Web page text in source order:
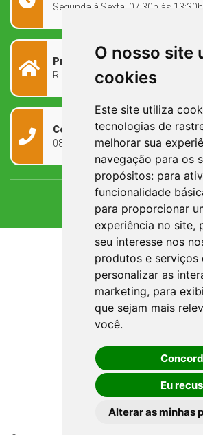
O nosso site
cookies
Este site utiliza
tecnologias de
melhorar sua
navegação para os
propósitos: para
funcionalidade
para proporcionar
experiência no site,
seu interesse nos
produtos e serviços
personalizar as
marketing, para
que sejam mais
você.
Eu
Alterar as minhas
Segunda à Sexta: 07:30h às 13:30h
Prefeitura Municipal
R. Rivadávia Corrêa, 858 - Centro -
Contato
0800 090 2050